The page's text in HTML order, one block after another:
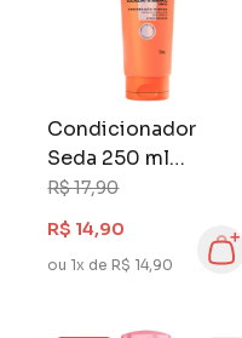
Condicionador
Seda 250 ml
Regeneração
Intensa
R$ 17,90
R$ 14,90
ou 1x de R$ 14,90